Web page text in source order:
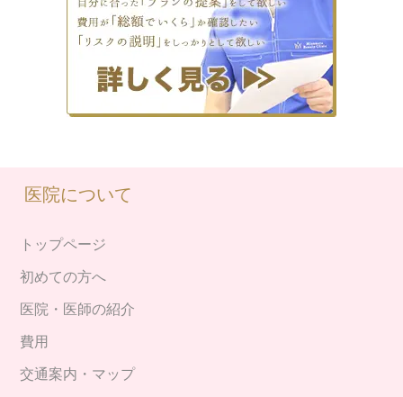
医院について
トップページ
初めての方へ
医院・医師の紹介
費用
交通案内・マップ